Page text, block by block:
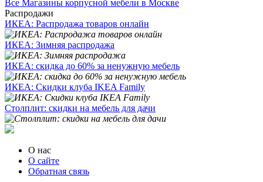
Все Магазины корпусной мебели в Москве
Распродажи
ИКЕА: Распродажа товаров онлайн
ИКЕА: Зимняя распродажа
ИКЕА: скидка до 60% за ненужную мебель
ИКЕА: Скидки клуба IKEA Family
Столплит: скидки на мебель для дачи
О нас
О сайте
Обратная связь